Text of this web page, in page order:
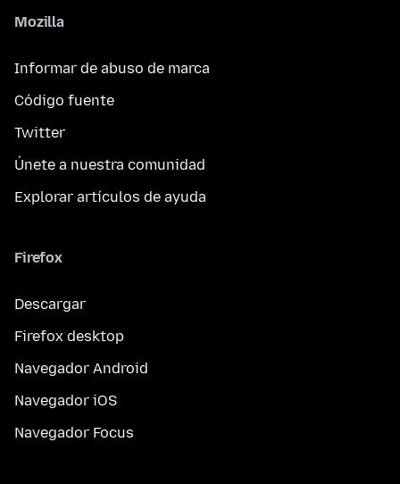
Mozilla
Informar de abuso de marca
Código fuente
Twitter
Únete a nuestra comunidad
Explorar artículos de ayuda
Firefox
Descargar
Firefox desktop
Navegador Android
Navegador iOS
Navegador Focus